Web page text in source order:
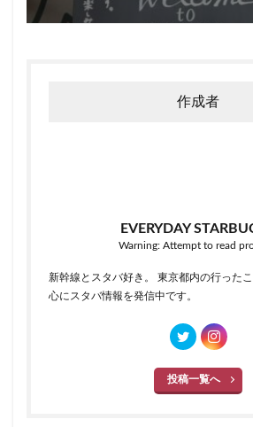
作成者
EVERYDAY
Warning: Attempt to read
新幹線とスタバ好き。 東京都内の行った
心にスタバ情報を発信中です。
投稿一覧へ